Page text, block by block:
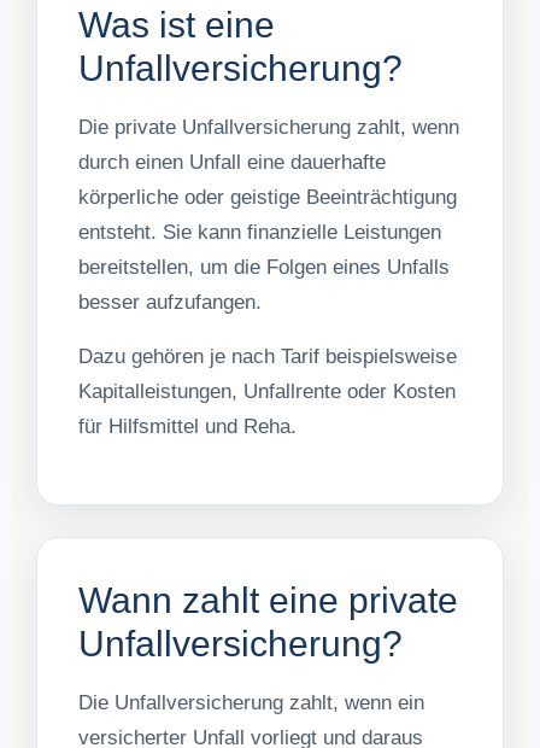
Was ist eine
Unfallversicherung?
Die private Unfallversicherung zahlt, wenn
durch einen Unfall eine dauerhafte
körperliche oder geistige Beeinträchtigung
entsteht. Sie kann finanzielle Leistungen
bereitstellen, um die Folgen eines Unfalls
besser aufzufangen.
Dazu gehören je nach Tarif beispielsweise
Kapitalleistungen, Unfallrente oder Kosten
für Hilfsmittel und Reha.
Wann zahlt eine private
Unfallversicherung?
Die Unfallversicherung zahlt, wenn ein
versicherter Unfall vorliegt und daraus